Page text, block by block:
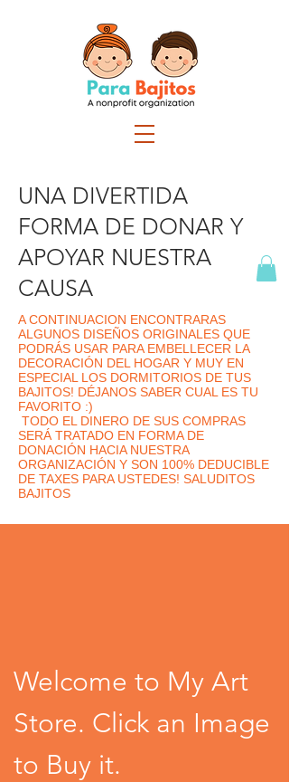
UNA DIVERTIDA
FORMA DE DONAR Y
APOYAR NUESTRA
CAUSA
A CONTINUACION ENCONTRARAS
ALGUNOS DISEÑOS ORIGINALES QUE
PODRÁS USAR PARA EMBELLECER LA
DECORACIÓN DEL HOGAR Y MUY EN
ESPECIAL LOS DORMITORIOS DE TUS
BAJITOS! DÉJANOS SABER CUAL ES TU
FAVORITO :)
TODO EL DINERO DE SUS COMPRAS
SERÁ TRATADO EN FORMA DE
DONACIÓN HACIA NUESTRA
ORGANIZACIÓN Y SON 100% DEDUCIBLE
DE TAXES PARA USTEDES! SALUDITOS
BAJITOS
Welcome to My Art
Store. Click an Image
to Buy it.